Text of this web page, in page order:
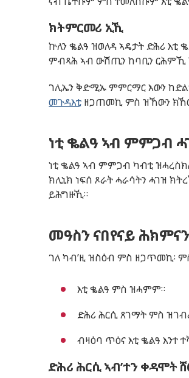
ክትምርመሪ ኢኺ
ኵለን ቈልዓ ዝወለዳ ኣዴታት ድሕሪ እቲ
ምብጻሕ ኣብ ውሽጢን ከባቢን ርሕምኺ
ገሊኤን ቅድሚኡ ምምርማር እውን
መጉዳእቲ ዘጋጠመኪ ምስ ዝኸውን
ነቲ ቈልዓ ኣብ ምምጋብ
ነቲ ቈልዓ ኣብ ምምጋብ ካብቲ
ክሊኒክ ነፍሰ ጾራት ሓራሳትን ሓገዝ
ይሕግዙኺ።
መዓስን ናበየናይ
ገለ ካብ’ዚ ዝስዕብ ምስ ዘጋጥመኪ፡
እቲ ቈልዓ ምስ ዝሓምም።
ድሕሪ ሕርሲ ጸገማት ምስ
ብዛዕባ ጥዕና እቲ ቈልዓ እንተ
ድሕሪ ሕርሲ ኣብ’ተን ቀዳሞት